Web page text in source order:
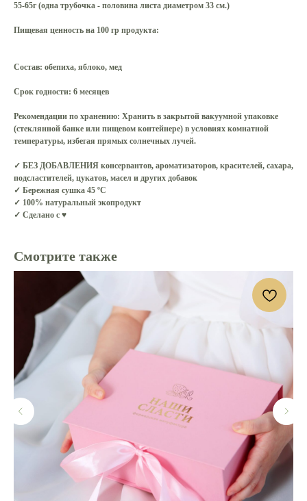
55-65г (одна трубочка - половина листа диаметром 33 см.)
Пищевая ценность на 100 гр продукта:
Состав: обепиха, яблоко, мед
Срок годности: 6 месяцев
Рекомендации по хранению: Хранить в закрытой вакуумной упаковке
(стеклянной банке или пищевом контейнере) в условиях комнатной
температуры, избегая прямых солнечных лучей.
✓ БЕЗ ДОБАВЛЕНИЯ консервантов, ароматизаторов, красителей, сахара,
подсластителей, цукатов, масел и других добавок
✓ Бережная сушка 45 ºС
✓ 100% натуральный экопродукт
✓ Сделано с ♥
Смотрите также